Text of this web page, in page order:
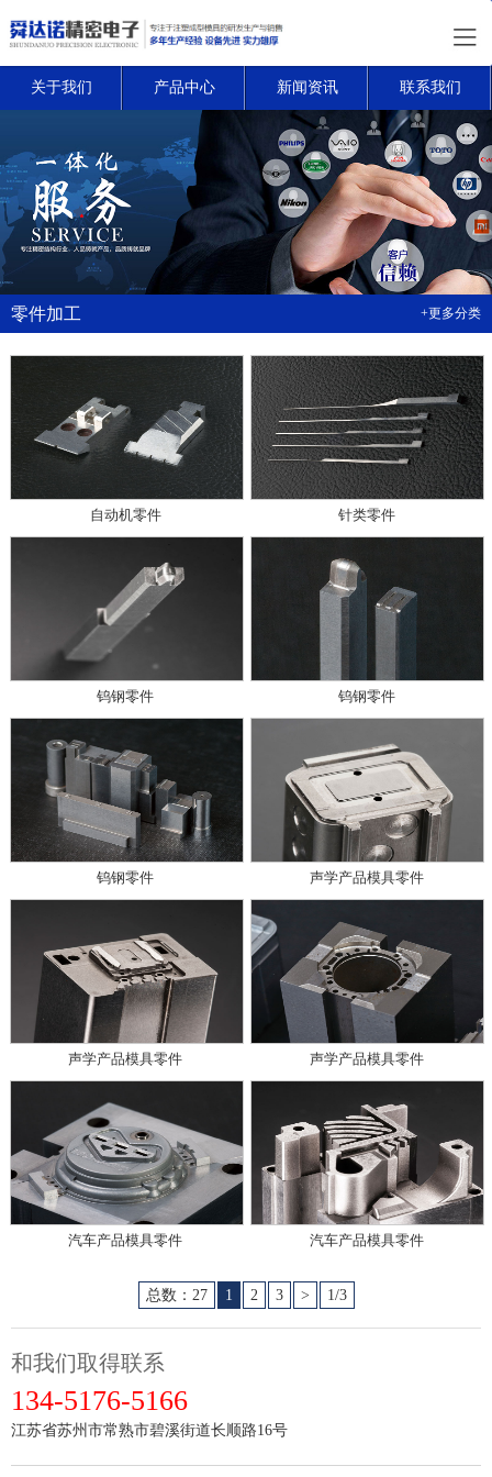
关于我们 产品中心 新闻资讯 联系我们
零件加工 +更多分类
自动机零件 针类零件
钨钢零件 钨钢零件
钨钢零件 声学产品模具零件
声学产品模具零件 声学产品模具零件
汽车产品模具零件 汽车产品模具零件
总数：27 1 2 3 > 1/3
和我们取得联系
134-5176-5166
江苏省苏州市常熟市碧溪街道长顺路16号